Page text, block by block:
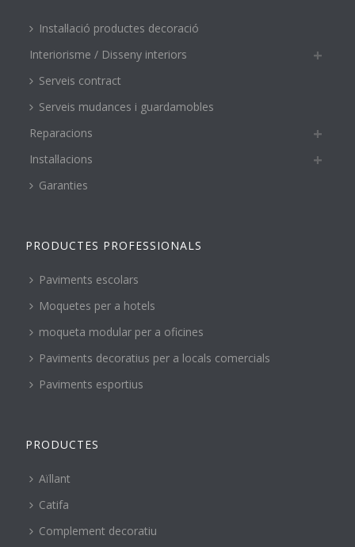
Instal·lació productes decoració
Interiorisme / Disseny interiors
Serveis contract
Serveis mudances i guardamobles
Reparacions
Instal·lacions
Garanties
PRODUCTES PROFESSIONALS
Paviments escolars
Moquetes per a hotels
moqueta modular per a oficines
Paviments decoratius per a locals comercials
Paviments esportius
PRODUCTES
Aïllant
Catifa
Complement decoratiu